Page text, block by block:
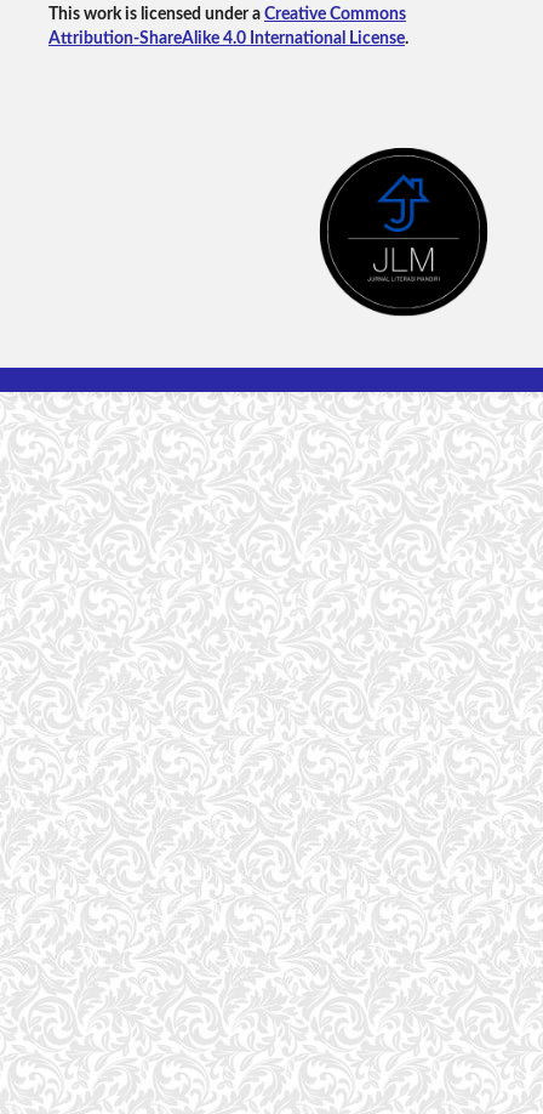
This work is licensed under a Creative Commons
Attribution-ShareAlike 4.0 International License.